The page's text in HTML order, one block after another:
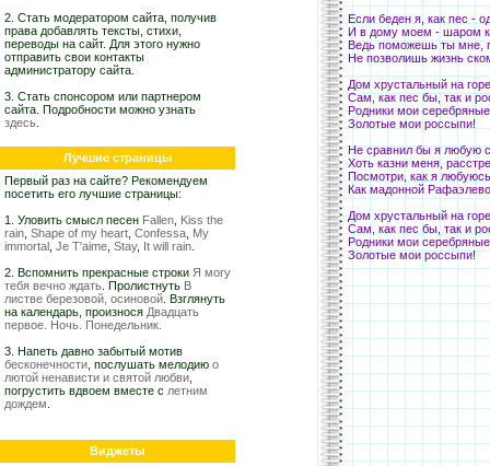
2. Стать модератором сайта, получив
права добавлять тексты, стихи,
переводы на сайт. Для этого нужно
отправить свои контакты
администратору сайта.
3. Стать спонсором или партнером
сайта. Подробности можно узнать
здесь
Лучшие страницы
Первый раз на сайте? Рекомендуем
посетить его лучшие страницы:
1. Уловить смысл песен Fallen Kiss the
rain Shape of my heart Confessa My
immortal Je T'aime Stay, It will rain
2. Вспомнить прекрасные строки Я могу
тебя вечно ждать . Пролистнуть В
листве березовой, осиновой . Взглянуть
на календарь, произнося Двадцать
первое. Ночь. Понедельник.
3. Напеть давно забытый мотив
бесконечности , послушать мелодию о
лютой ненависти и святой любви
погрустить вдвоем вместе с летним
дождем
Виджеты
Если беден я, как пес -
И в дому моем - шаром
Ведь поможешь ты мне,
Не позволишь жизнь
Дом хрустальный на
Сам, как пес бы, так и
Родники мои
Золотые мои россыпи!
Не сравнил бы я любую
Хоть казни меня,
Посмотри, как я
Как мадонной
Дом хрустальный на
Сам, как пес бы, так и
Родники мои
Золотые мои россыпи!